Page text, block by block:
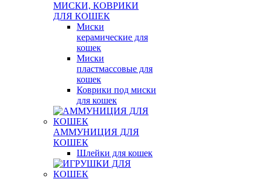
МИСКИ, КОВРИКИ
ДЛЯ КОШЕК
Миски
керамические для
кошек
Миски
пластмассовые для
кошек
Коврики под миски
для кошек
АММУНИЦИЯ ДЛЯ
КОШЕК
Шлейки для кошек